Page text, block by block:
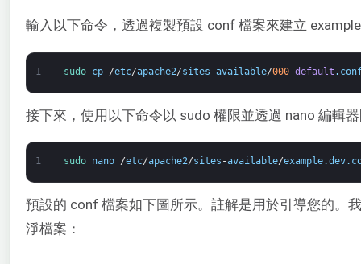
輸入以下命令，透過複製預設 conf 檔案來建立
1 sudo cp /etc/apache2/sites -available/000-default .
接下來，使用以下命令以 sudo 權限並透過 nano 編輯
1 sudo nano /etc/apache2/sites -available/example.dev.
預設的 conf 檔案如下圖所示。註解是用於引導您的。
淨檔案：